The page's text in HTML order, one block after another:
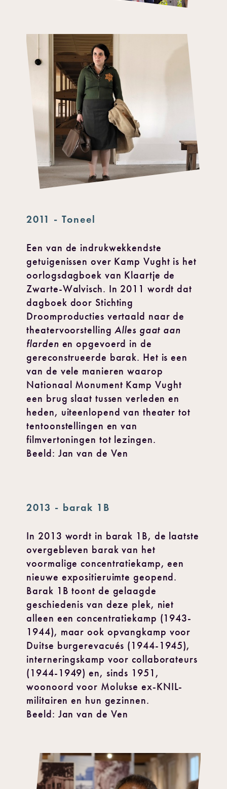
2011 - Toneel
Een van de indrukwekkendste
getuigenissen over Kamp Vught is het
oorlogsdagboek van Klaartje de
Zwarte-Walvisch. In 2011 wordt dat
dagboek door Stichting
Droomproducties vertaald naar de
theatervoorstellingAlles gaat aan
flarden en opgevoerd in de
gereconstrueerde barak. Het is een
van de vele manieren waarop
Nationaal Monument Kamp Vught
een brug slaat tussen verleden en
heden, uiteenlopend van theater tot
tentoonstellingen en van
filmvertoningen tot lezingen.
Beeld: Jan van de Ven
2013 - barak 1B
In 2013 wordt in barak 1B, de laatste
overgebleven barak van het
voormalige concentratiekamp, een
nieuwe expositieruimte geopend.
Barak 1B toont de gelaagde
geschiedenis van deze plek, niet
alleen een concentratiekamp (1943-
1944), maar ook opvangkamp voor
Duitse burgerevacués (1944-1945),
interneringskamp voor collaborateurs
(1944-1949) en, sinds 1951,
woonoord voor Molukse ex-KNIL-
militairen en hun gezinnen.
Beeld: Jan van de Ven